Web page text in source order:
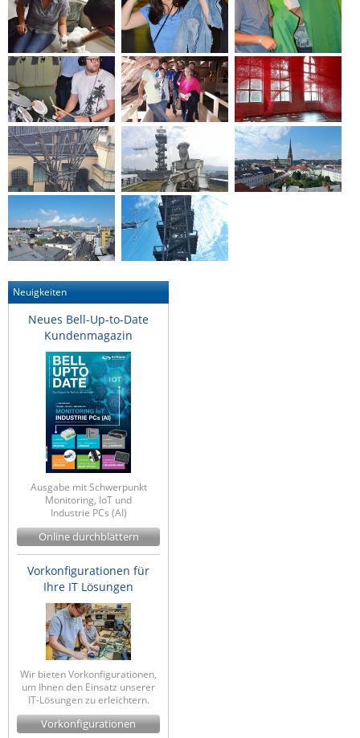
Neuigkeiten
Neues Bell-Up-to-Date
Kundenmagazin
Ausgabe mit Schwerpunkt
Monitoring, IoT und
Industrie PCs (AI)
Online durchblättern
Vorkonfigurationen für
Ihre IT Lösungen
Wir bieten Vorkonfigurationen,
um Ihnen den Einsatz unserer
IT-Lösungen zu erleichtern.
Vorkonfigurationen